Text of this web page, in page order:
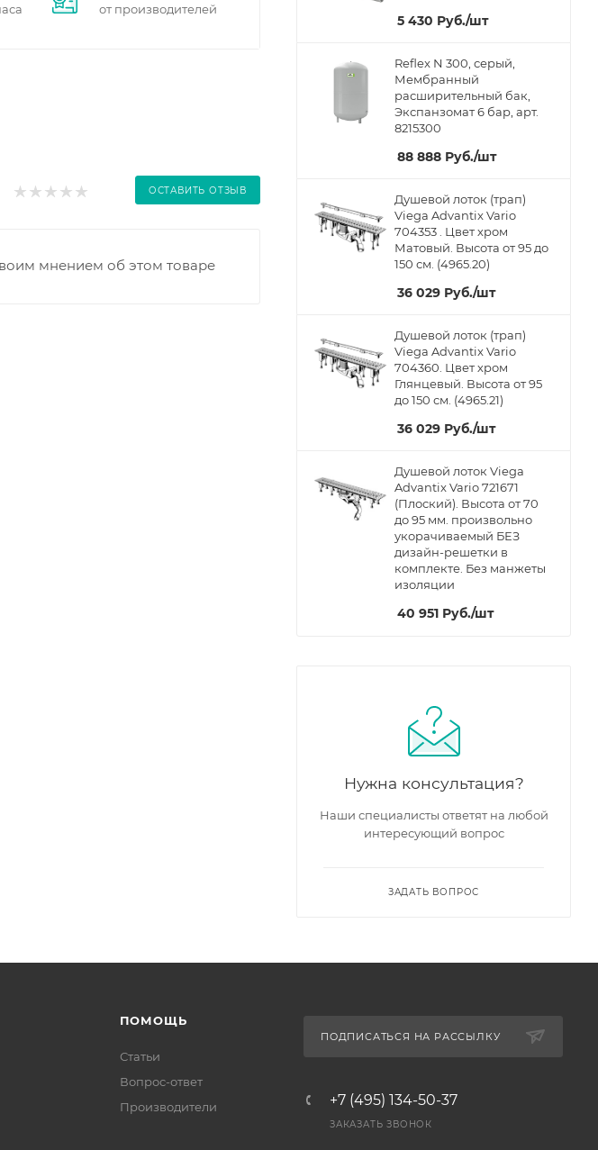
от производителей
ОСТАВИТЬ ОТЗЫВ
мнением об этом товаре
5 430 Руб./шт
Reflex N 300, серый,
Мембранный
расширительный бак,
Экспанзомат 6 бар, арт.
8215300
88 888 Руб./шт
Душевой лоток (трап)
Viega Advantix Vario
704353 . Цвет хром
Матовый. Высота от 95 до
150 см. (4965.20)
36 029 Руб./шт
Душевой лоток (трап)
Viega Advantix Vario
704360. Цвет хром
Глянцевый. Высота от 95
до 150 см. (4965.21)
36 029 Руб./шт
Душевой лоток Viega
Advantix Vario 721671
(Плоский). Высота от 70
до 95 мм. произвольно
укорачиваемый БЕЗ
дизайн-решетки в
комплекте. Без манжеты
изоляции
40 951 Руб./шт
Нужна консультация?
Наши специалисты ответят на любой
интересующий вопрос
ЗАДАТЬ ВОПРОС
ПОМОЩЬ
Статьи
Вопрос-ответ
Производители
ПОДПИСАТЬСЯ НА РАССЫЛКУ
+7 (495) 134-50-37
ЗАКАЗАТЬ ЗВОНОК